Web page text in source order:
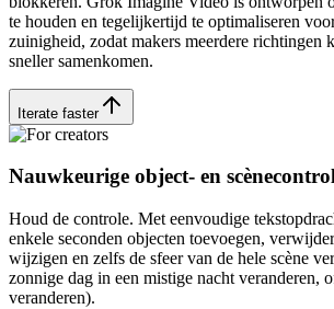
te houden en tegelijkertijd te optimaliseren
zuinigheid, zodat makers meerdere richtingen
sneller samenkomen.
Iterate faster
Nauwkeurige object- en
Houd de controle. Met eenvoudige
enkele seconden objecten toevoegen,
wijzigen en zelfs de sfeer van de hele scène
zonnige dag in een mistige nacht veranderen,
veranderen).